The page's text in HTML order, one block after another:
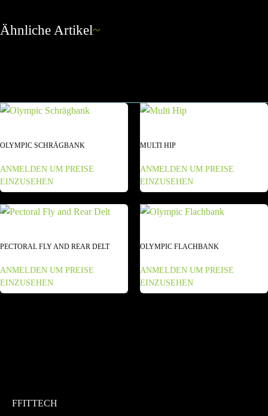
Ähnliche Artikel~
OLYMPIC SCHRÄGBANK
ANMELDEN UM PREISE
EINZUSEHEN
MULTI HIP
ANMELDEN UM PREISE
EINZUSEHEN
PECTORAL FLY AND REAR DELT
ANMELDEN UM PREISE
EINZUSEHEN
OLYMPIC FLACHBANK
ANMELDEN UM PREISE
EINZUSEHEN
FFITTECH